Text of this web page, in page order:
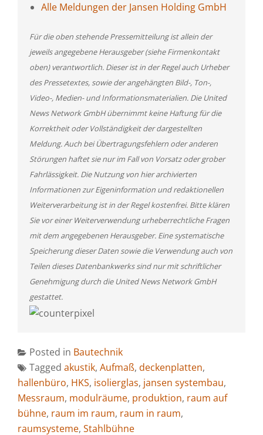
Alle Meldungen der Jansen Holding GmbH
Für die oben stehende Pressemitteilung ist allein der
jeweils angegebene Herausgeber (siehe Firmenkontakt
oben) verantwortlich. Dieser ist in der Regel auch Urheber
des Pressetextes, sowie der angehängten Bild-, Ton-,
Video-, Medien- und Informationsmaterialien. Die United
News Network GmbH übernimmt keine Haftung für die
Korrektheit oder Vollständigkeit der dargestellten
Meldung. Auch bei Übertragungsfehlern oder anderen
Störungen haftet sie nur im Fall von Vorsatz oder grober
Fahrlässigkeit. Die Nutzung von hier archivierten
Informationen zur Eigeninformation und redaktionellen
Weiterverarbeitung ist in der Regel kostenfrei. Bitte klären
Sie vor einer Weiterverwendung urheberrechtliche Fragen
mit dem angegebenen Herausgeber. Eine systematische
Speicherung dieser Daten sowie die Verwendung auch von
Teilen dieses Datenbankwerks sind nur mit schriftlicher
Genehmigung durch die United News Network GmbH
gestattet.
Posted in Bautechnik
Tagged akustik, Aufmaß, deckenplatten,
hallenbüro, HKS, isolierglas, jansen systembau,
Messraum, modulräume, produktion, raum auf
bühne, raum im raum, raum in raum,
raumsysteme, Stahlbühne